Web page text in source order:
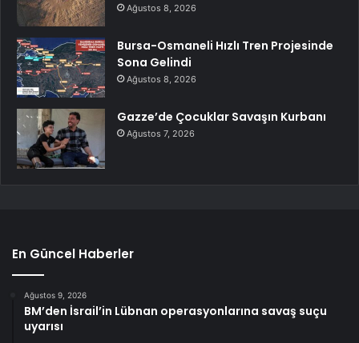
Ağustos 8, 2026
Bursa-Osmaneli Hızlı Tren Projesinde
Sona Gelindi
Ağustos 8, 2026
Gazze’de Çocuklar Savaşın Kurbanı
Ağustos 7, 2026
En Güncel Haberler
Ağustos 9, 2026
BM’den İsrail’in Lübnan operasyonlarına savaş suçu
uyarısı